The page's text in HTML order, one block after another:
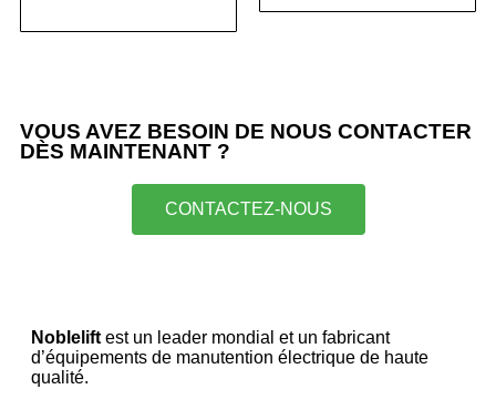
VOUS AVEZ BESOIN DE NOUS CONTACTER
DÈS MAINTENANT ?
CONTACTEZ-NOUS
Noblelift est un leader mondial et un fabricant
d’équipements de manutention électrique de haute
qualité.